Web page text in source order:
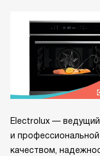
Electrolux —
и
качеством,